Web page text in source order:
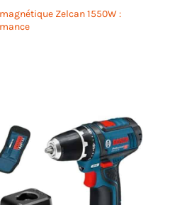
Zelcan 1550W :